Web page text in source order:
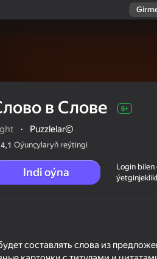
в Cлове 6+
· Puzzlelar©
4,1 Oýunçylaryň reýtingi
Indi oýna
Login
составлять слова из